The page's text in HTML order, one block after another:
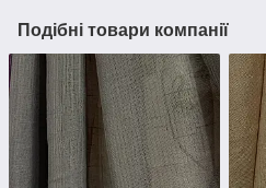
Подібні товари компанії